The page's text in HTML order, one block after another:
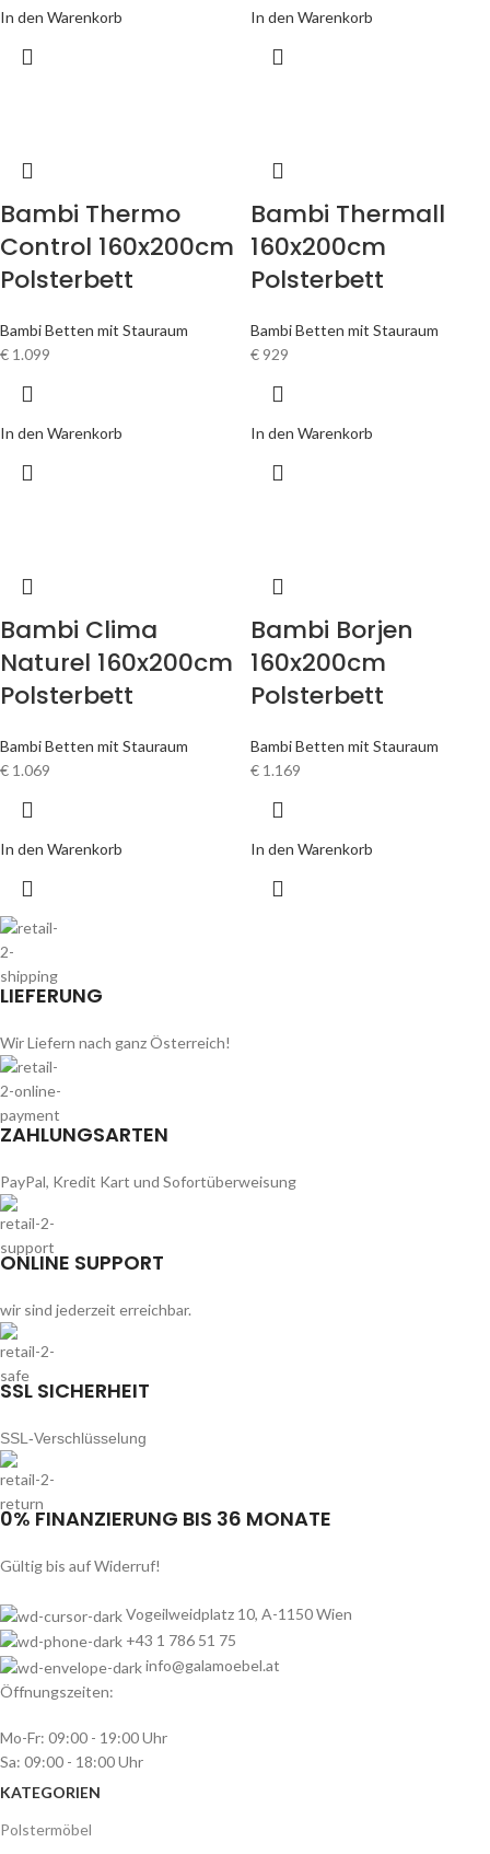
In den Warenkorb In den Warenkorb
Bambi Thermo
Control 160x200cm
Polsterbett
Bambi Betten mit Stauraum
€ 1.099
In den Warenkorb
Bambi Thermall
160x200cm
Polsterbett
Bambi Betten mit Stauraum
€ 929
In den Warenkorb
Bambi Clima
Naturel 160x200cm
Polsterbett
Bambi Betten mit Stauraum
€ 1.069
In den Warenkorb
Bambi Borjen
160x200cm
Polsterbett
Bambi Betten mit Stauraum
€ 1.169
In den Warenkorb
LIEFERUNG
Wir Liefern nach ganz Österreich!
ZAHLUNGSARTEN
PayPal, Kredit Kart und Sofortüberweisung
ONLINE SUPPORT
wir sind jederzeit erreichbar.
SSL SICHERHEIT
SSL-Verschlüsselung
0% FINANZIERUNG BIS 36 MONATE
Gültig bis auf Widerruf!
Vogeilweidplatz 10, A-1150 Wien
+43 1 786 51 75
info@galamoebel.at
Öffnungszeiten:
Mo-Fr: 09:00 - 19:00 Uhr
Sa: 09:00 - 18:00 Uhr
KATEGORIEN
Polstermöbel